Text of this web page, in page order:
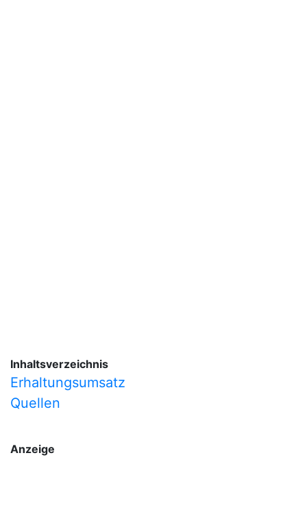
Inhaltsverzeichnis
Erhaltungsumsatz
Quellen
Anzeige